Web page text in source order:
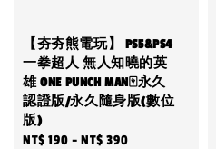
【夯夯熊電玩】 PS5&PS4
一拳超人 無人知曉的英
雄 ONE PUNCH MAN🀄永久
認證版/永久隨身版(數位
版)
Sale
NT$ 190 -NT$ 390